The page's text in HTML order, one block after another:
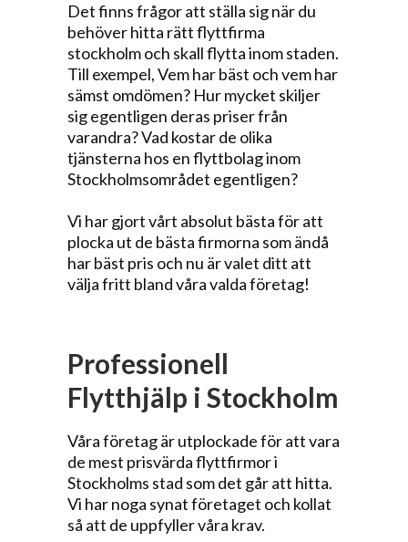
Det finns frågor att ställa sig när du
behöver hitta rätt flyttfirma
stockholm och skall flytta inom staden.
Till exempel, Vem har bäst och vem har
sämst omdömen? Hur mycket skiljer
sig egentligen deras priser från
varandra? Vad kostar de olika
tjänsterna hos en flyttbolag inom
Stockholmsområdet egentligen?
Vi har gjort vårt absolut bästa för att
plocka ut de bästa firmorna som ändå
har bäst pris och nu är valet ditt att
välja fritt bland våra valda företag!
Professionell
Flytthjälp i Stockholm
Våra företag är utplockade för att vara
de mest prisvärda flyttfirmor i
Stockholms stad som det går att hitta.
Vi har noga synat företaget och kollat
så att de uppfyller våra krav.